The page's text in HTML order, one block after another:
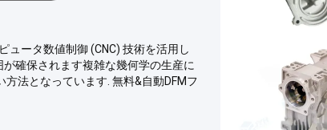
ュータ数値制御 (CNC) 技術を活用し
確保されます複雑な幾何学の生産に
法となっています. 無料&自動DFMフ